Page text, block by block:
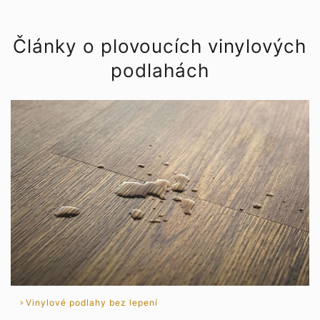
Články o plovoucích vinylových
podlahách
Vinylové podlahy bez lepení